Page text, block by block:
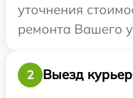
уточнения
ремонта Вашего
2
Выезд